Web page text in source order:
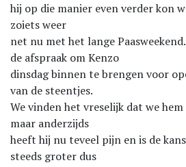
hij op die manier even verder kon
zoiets weer
net nu met het lange
de afspraak om Kenzo
dinsdag binnen te brengen voor
van de steentjes.
We vinden het vreselijk dat we
maar anderzijds
heeft hij nu teveel pijn en is de
steeds groter dus